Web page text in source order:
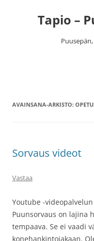
Tapio –
AVAINSANA-ARKISTO:
Sorvaus videot
Vastaa
Youtube -
Puunsorvaus on lajina
tempaava. Se ei vaadi
konehankintojakaan.